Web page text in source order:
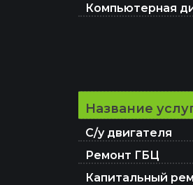
Компьютерная
Название
С/у двигателя
Ремонт ГБЦ
Капитальный